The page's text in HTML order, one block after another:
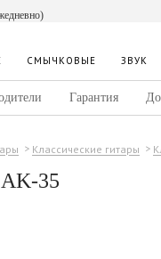
СМЫЧКОВЫЕ ЗВУК
Гарантия
Классические гитары
35